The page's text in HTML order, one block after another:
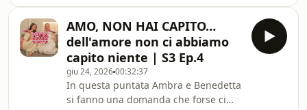
darci un consiglio, senza capire che
noi volevamo solo essere ascoltate? In
questa
foto identiche allo specchio, a quelli
che ti scrivono messaggi da farti
venire i brividi. Ma non
preoccupatevi, non ce l’abbiamo solo
con loro. Parliamo anche delle
ragazze che pubblicano la stessa foto
AMO, NON HAI CAPITO…
dell'amore non ci abbiamo
capito niente | S3 Ep.4
giu 24, 202600:32:37
In questa puntata Ambra e Benedetta
si fanno una domanda che forse ci